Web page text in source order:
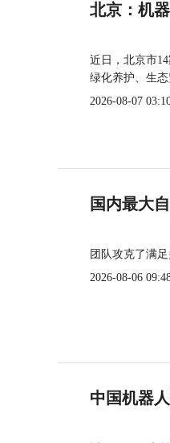
北京：机
近日，北京市
绿化养护、生
2026-08-07
国内最大
团队攻克了满
2026-08-06
中国机器